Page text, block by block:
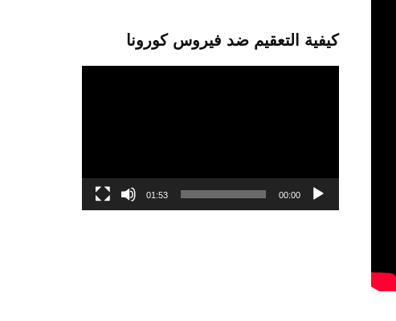
كيفية التعقيم ضد فيروس كورونا
00:00
01:53